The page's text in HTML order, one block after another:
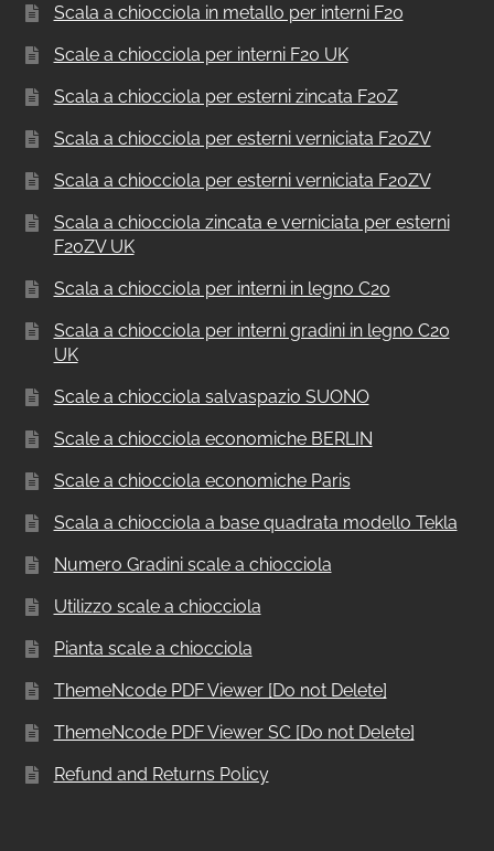
Scala a chiocciola in metallo per interni F20
Scale a chiocciola per interni F20 UK
Scala a chiocciola per esterni zincata F20Z
Scala a chiocciola per esterni verniciata F20ZV
Scala a chiocciola per esterni verniciata F20ZV
Scala a chiocciola zincata e verniciata per esterni
F20ZV UK
Scala a chiocciola per interni in legno C20
Scala a chiocciola per interni gradini in legno C20
UK
Scale a chiocciola salvaspazio SUONO
Scale a chiocciola economiche BERLIN
Scale a chiocciola economiche Paris
Scala a chiocciola a base quadrata modello Tekla
Numero Gradini scale a chiocciola
Utilizzo scale a chiocciola
Pianta scale a chiocciola
ThemeNcode PDF Viewer [Do not Delete]
ThemeNcode PDF Viewer SC [Do not Delete]
Refund and Returns Policy